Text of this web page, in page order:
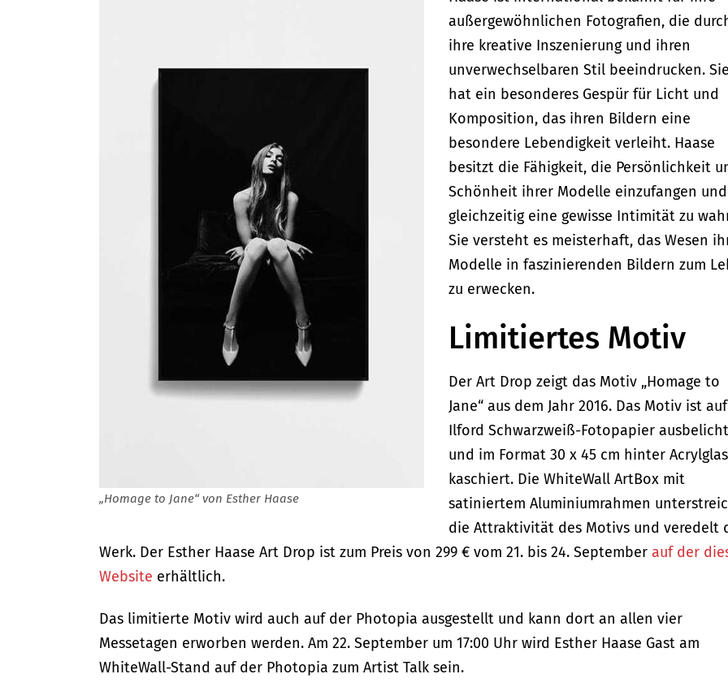
„Homage to Jane“ von Esther Haase
außergewöhnlichen Fotografien, die
ihre kreative Inszenierung und ihren
unverwechselbaren Stil beeindrucken. Sie
hat ein besonderes Gespür für Licht und
Komposition, das ihren Bildern eine
besondere Lebendigkeit verleiht. Haase
besitzt die Fähigkeit, die Persönlichkeit
Schönheit ihrer Modelle einzufangen und
gleichzeitig eine gewisse Intimität zu
Sie versteht es meisterhaft, das Wesen
Modelle in faszinierenden Bildern zum
zu erwecken.
Limitiertes Motiv
Der Art Drop zeigt das Motiv „Homage to
Jane“ aus dem Jahr 2016. Das Motiv ist auf
Ilford Schwarzweiß-Fotopapier
und im Format 30 x 45 cm hinter Acrylglas
kaschiert. Die WhiteWall ArtBox mit
satiniertem Aluminiumrahmen
die Attraktivität des Motivs und veredelt
Werk. Der Esther Haase Art Drop ist zum Preis von 299 € vom 21. bis 24. September auf der
Website erhältlich.
Das limitierte Motiv wird auch auf der Photopia ausgestellt und kann dort an allen vier
Messetagen erworben werden. Am 22. September um 17:00 Uhr wird Esther Haase Gast am
WhiteWall-Stand auf der Photopia zum Artist Talk sein.